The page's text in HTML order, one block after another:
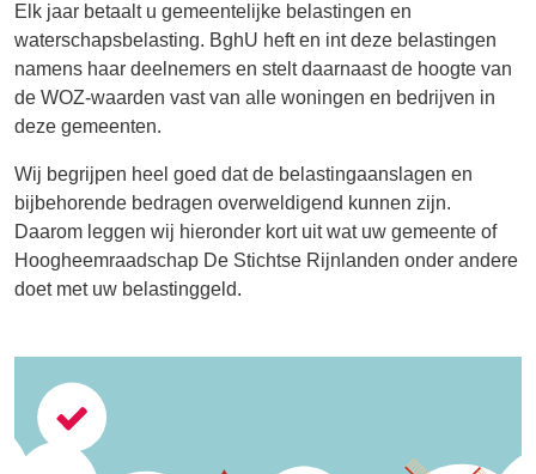
Elk jaar betaalt u gemeentelijke belastingen en
waterschapsbelasting. BghU heft en int deze belastingen
namens haar deelnemers en stelt daarnaast de hoogte van
de WOZ-waarden vast van alle woningen en bedrijven in
deze gemeenten.
Wij begrijpen heel goed dat de belastingaanslagen en
bijbehorende bedragen overweldigend kunnen zijn.
Daarom leggen wij hieronder kort uit wat uw gemeente of
Hoogheemraadschap De Stichtse Rijnlanden onder andere
doet met uw belastinggeld.